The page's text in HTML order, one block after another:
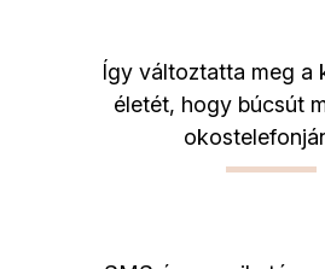
Így változtatta meg a
életét, hogy búcsút